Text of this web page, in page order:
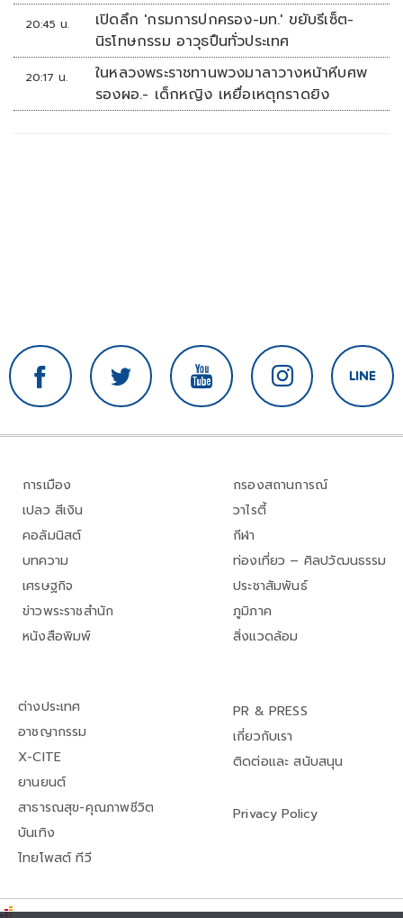
20:45 น.
เปิดลึก 'กรมการปกครอง-มท.' ขยับรีเซ็ต-
นิรโทษกรรม อาวุธปืนทั่วประเทศ
20:17 น.
ในหลวงพระราชทานพวงมาลาวางหน้าหีบศพ
รองผอ.- เด็กหญิง เหยื่อเหตุกราดยิง
การเมือง
เปลว สีเงิน
คอลัมนิสต์
บทความ
เศรษฐกิจ
ข่าวพระราชสำนัก
หนังสือพิมพ์
กรองสถานการณ์
วาไรตี้
กีฬา
ท่องเที่ยว – ศิลปวัฒนธรรม
ประชาสัมพันธ์
ภูมิภาค
สิ่งแวดล้อม
ต่างประเทศ
อาชญากรรม
X-CITE
ยานยนต์
สาธารณสุข-คุณภาพชีวิต
บันเทิง
ไทยโพสต์ ทีวี
PR & PRESS
เกี่ยวกับเรา
ติดต่อและ สนับสนุน
Privacy Policy